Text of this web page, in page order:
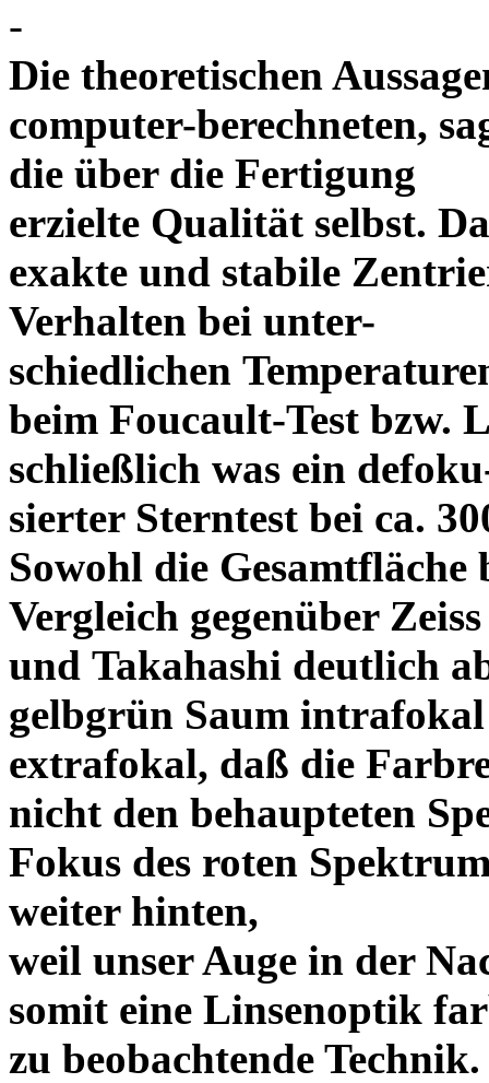
-
Die theoretischen
computer-berechneten,
die über die Fertigung
erzielte Qualität selbst.
exakte und stabile
Verhalten bei unter-
schiedlichen
beim Foucault-Test bzw.
schließlich was ein
sierter Sterntest bei ca.
Sowohl die
Vergleich gegenüber Zeiss
und Takahashi deutlich
gelbgrün Saum
extrafokal, daß die
nicht den behaupteten
Fokus des roten
weiter hinten,
weil unser Auge in der
somit eine Linsenoptik
zu beobachtende